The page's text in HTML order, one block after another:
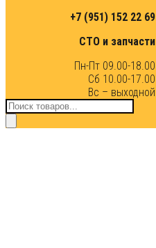
+7 (951) 152 22 69
СТО и запчасти
Пн-Пт 09.00-18.00
Сб 10.00-17.00
Вс – выходной
Поиск
товаров